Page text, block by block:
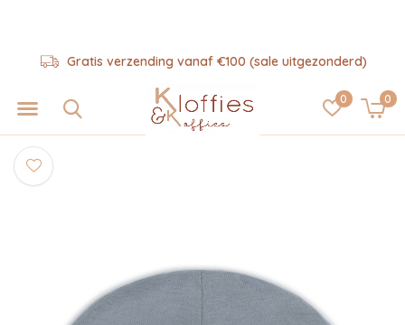
0 0
Gratis verzending vanaf €100 (sale uitgezonderd)